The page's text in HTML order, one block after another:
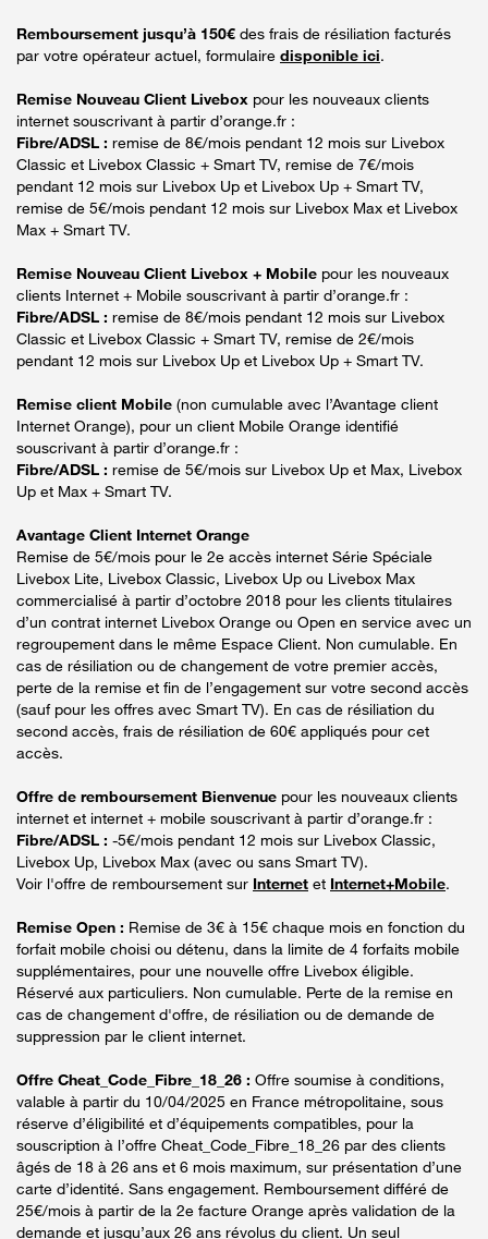
Remboursement jusqu’à 150€ des frais de résiliation facturés
par votre opérateur actuel, formulaire disponible ici.
Remise Nouveau Client Livebox pour les nouveaux clients
internet souscrivant à partir d’orange.fr :
Fibre/ADSL : remise de 8€/mois pendant 12 mois sur Livebox
Classic et Livebox Classic + Smart TV, remise de 7€/mois
pendant 12 mois sur Livebox Up et Livebox Up + Smart TV,
remise de 5€/mois pendant 12 mois sur Livebox Max et Livebox
Max + Smart TV.
Remise Nouveau Client Livebox + Mobile pour les nouveaux
clients Internet + Mobile souscrivant à partir d’orange.fr :
Fibre/ADSL : remise de 8€/mois pendant 12 mois sur Livebox
Classic et Livebox Classic + Smart TV, remise de 2€/mois
pendant 12 mois sur Livebox Up et Livebox Up + Smart TV.
Remise client Mobile (non cumulable avec l’Avantage client
Internet Orange), pour un client Mobile Orange identifié
souscrivant à partir d’orange.fr :
Fibre/ADSL : remise de 5€/mois sur Livebox Up et Max, Livebox
Up et Max + Smart TV.
Avantage Client Internet Orange
Remise de 5€/mois pour le 2e accès internet Série Spéciale
Livebox Lite, Livebox Classic, Livebox Up ou Livebox Max
commercialisé à partir d’octobre 2018 pour les clients titulaires
d’un contrat internet Livebox Orange ou Open en service avec un
regroupement dans le même Espace Client. Non cumulable. En
cas de résiliation ou de changement de votre premier accès,
perte de la remise et fin de l’engagement sur votre second accès
(sauf pour les offres avec Smart TV). En cas de résiliation du
second accès, frais de résiliation de 60€ appliqués pour cet
accès.
Offre de remboursement Bienvenue pour les nouveaux clients
internet et internet + mobile souscrivant à partir d’orange.fr :
Fibre/ADSL : -5€/mois pendant 12 mois sur Livebox Classic,
Livebox Up, Livebox Max (avec ou sans Smart TV).
Voir l'offre de remboursement sur Internet et Internet+Mobile.
Remise Open : Remise de 3€ à 15€ chaque mois en fonction du
forfait mobile choisi ou détenu, dans la limite de 4 forfaits mobile
supplémentaires, pour une nouvelle offre Livebox éligible.
Réservé aux particuliers. Non cumulable. Perte de la remise en
cas de changement d'offre, de résiliation ou de demande de
suppression par le client internet.
Offre Cheat_Code_Fibre_18_26 : Offre soumise à conditions,
valable à partir du 10/04/2025 en France métropolitaine, sous
réserve d’éligibilité et d’équipements compatibles, pour la
souscription à l’offre Cheat_Code_Fibre_18_26 par des clients
âgés de 18 à 26 ans et 6 mois maximum, sur présentation d’une
carte d’identité. Sans engagement. Remboursement différé de
25€/mois à partir de la 2e facture Orange après validation de la
demande et jusqu’aux 26 ans révolus du client. Un seul